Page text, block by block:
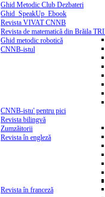
Ghid Metodic Club Dezbateri
Ghid_SpeakUp_Ebook
Revista VIVAT CNNB
Revista de matematică din Brăila
Ghid metodic robotică
CNNB-istul
CNNB-istu' pentru pici
Revista bilingvă
Zumzăitorii
Revista în engleză
Revista în franceză